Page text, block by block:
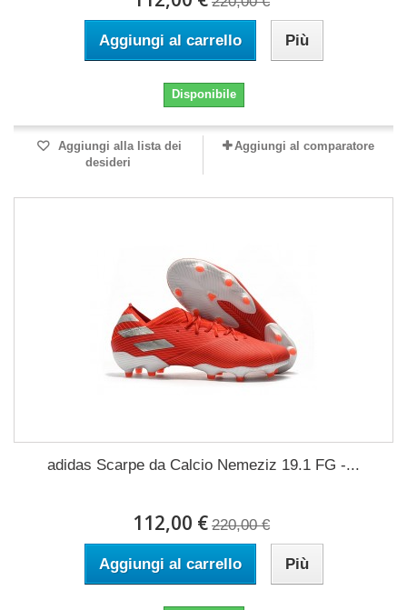
Aggiungi al carrello Più
Disponibile
Aggiungi alla lista dei
desideri
Aggiungi al comparatore
adidas Scarpe da Calcio Nemeziz 19.1 FG -...
112,00 € 220,00 €
Aggiungi al carrello Più